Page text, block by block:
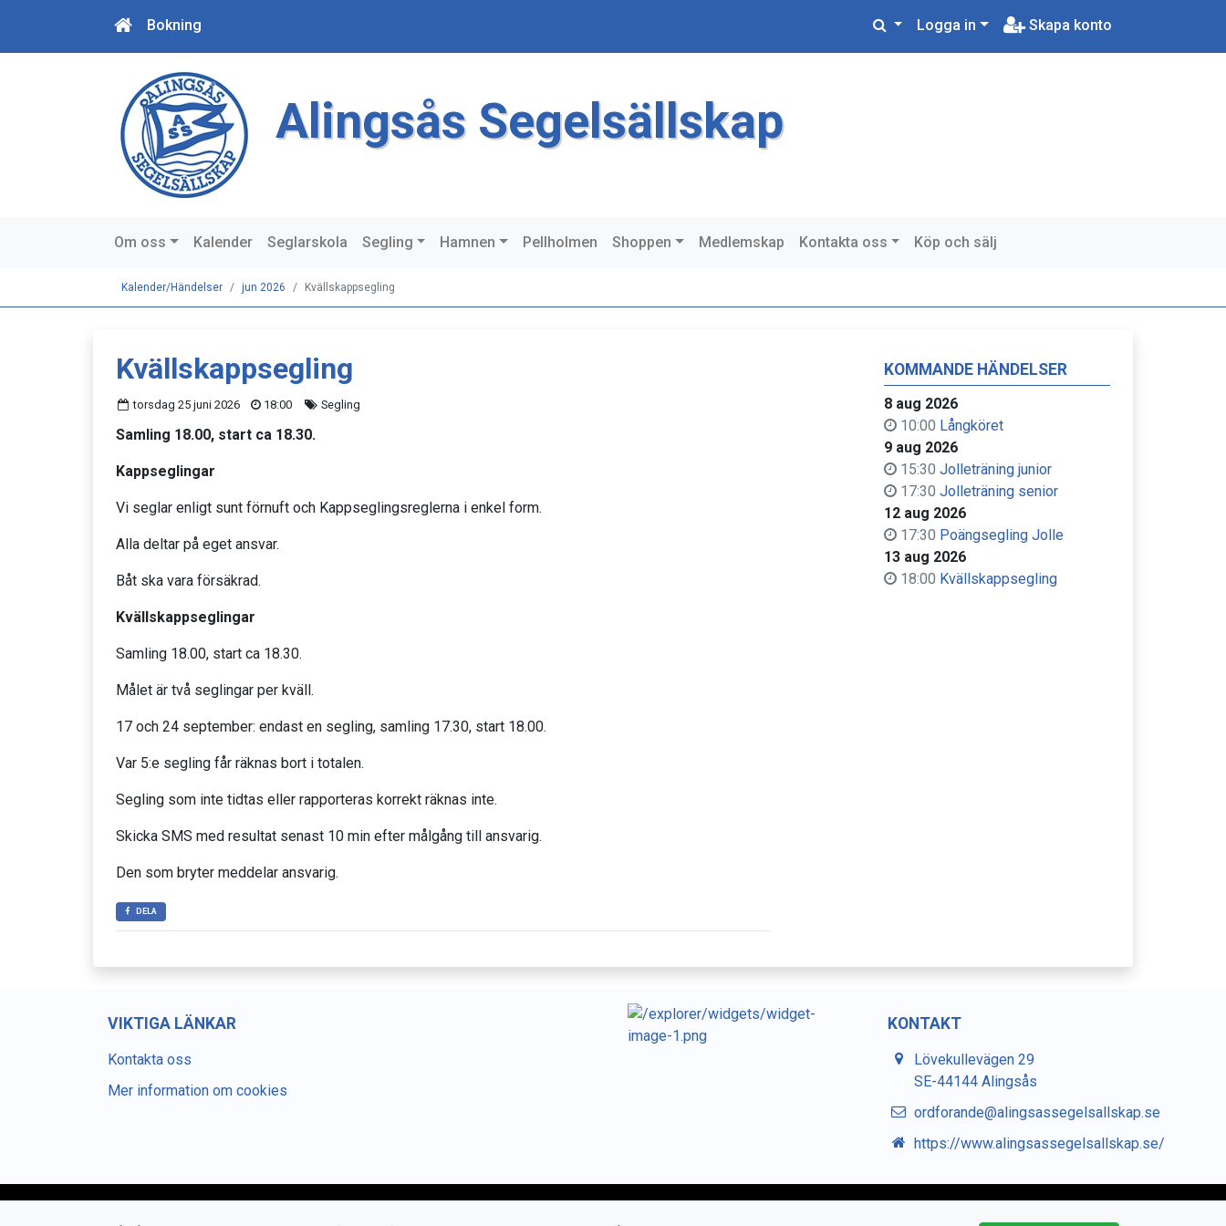
Bokning Logga in Skapa konto
Alingsås Segelsällskap
Om oss Kalender Seglarskola Segling Hamnen Pellholmen Shoppen Medlemskap Kontakta oss Köp och sälj
Kalender/Händelser jun 2026 Kvällskappsegling
KOMMANDE HÄNDELSER
8 aug 2026
10:00 Långköret
9 aug 2026
15:30 Jolleträning junior
17:30 Jolleträning senior
12 aug 2026
17:30 Poängsegling Jolle
13 aug 2026
18:00 Kvällskappsegling
Kvällskappsegling
torsdag 25 juni 2026 18:00 Segling
Samling 18.00, start ca 18.30.
Kappseglingar
Vi seglar enligt sunt förnuft och Kappseglingsreglerna i enkel form.
Alla deltar på eget ansvar.
Båt ska vara försäkrad.
Kvällskappseglingar
Samling 18.00, start ca 18.30.
Målet är två seglingar per kväll.
17 och 24 september: endast en segling, samling 17.30, start 18.00.
Var 5:e segling får räknas bort i totalen.
Segling som inte tidtas eller rapporteras korrekt räknas inte.
Skicka SMS med resultat senast 10 min efter målgång till ansvarig.
Den som bryter meddelar ansvarig.
DELA
VIKTIGA LÄNKAR
Kontakta oss
Mer information om cookies
KONTAKT
Lövekullevägen 29
SE-44144 Alingsås
ordforande@alingsassegelsallskap.se
https://www.alingsassegelsallskap.se/